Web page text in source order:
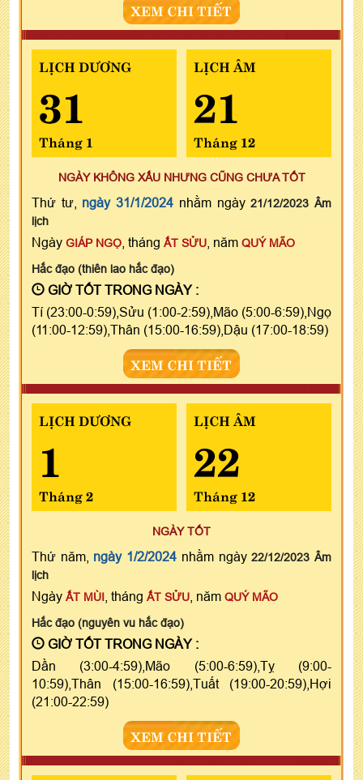
XEM CHI TIẾT
LỊCH DƯƠNG
31
Tháng 1
LỊCH ÂM
21
Tháng 12
NGÀY KHÔNG XẤU NHƯNG CŨNG CHƯA TỐT
Thứ tư, ngày 31/1/2024 nhằm ngày21/12/2023 Âm
lịch
Ngày GIÁP NGỌ , tháng ẤT SỬU , năm QUÝ MÃO
Hắc đạo (thiên lao hắc đạo)
GIỜ TỐT TRONG NGÀY :
Tí (23:00-0:59),Sửu (1:00-2:59),Mão (5:00-6:59),Ngọ
(11:00-12:59),Thân (15:00-16:59),Dậu (17:00-18:59)
XEM CHI TIẾT
LỊCH DƯƠNG
1
Tháng 2
LỊCH ÂM
22
Tháng 12
NGÀY TỐT
Thứ năm, ngày 1/2/2024 nhằm ngày22/12/2023 Âm
lịch
Ngày ẤT MÙI , tháng ẤT SỬU , năm QUÝ MÃO
Hắc đạo (nguyên vu hắc đạo)
GIỜ TỐT TRONG NGÀY :
Dần (3:00-4:59),Mão (5:00-6:59),Tỵ (9:00-
10:59),Thân (15:00-16:59),Tuất (19:00-20:59),Hợi
(21:00-22:59)
XEM CHI TIẾT